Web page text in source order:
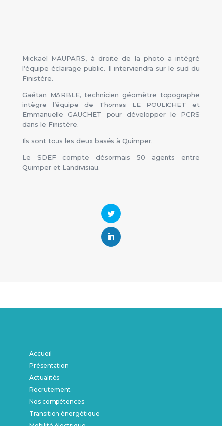
Mickaël MAUPARS, à droite de la photo a intégré
l’équipe éclairage public. Il interviendra sur le sud du
Finistère.
Gaétan MARBLE, technicien géomètre topographe
intègre l’équipe de Thomas LE POULICHET et
Emmanuelle GAUCHET pour développer le PCRS
dans le Finistère.
Ils sont tous les deux basés à Quimper.
Le SDEF compte désormais 50 agents entre
Quimper et Landivisiau.
Accueil
Présentation
Actualités
Recrutement
Nos compétences
Transition énergétique